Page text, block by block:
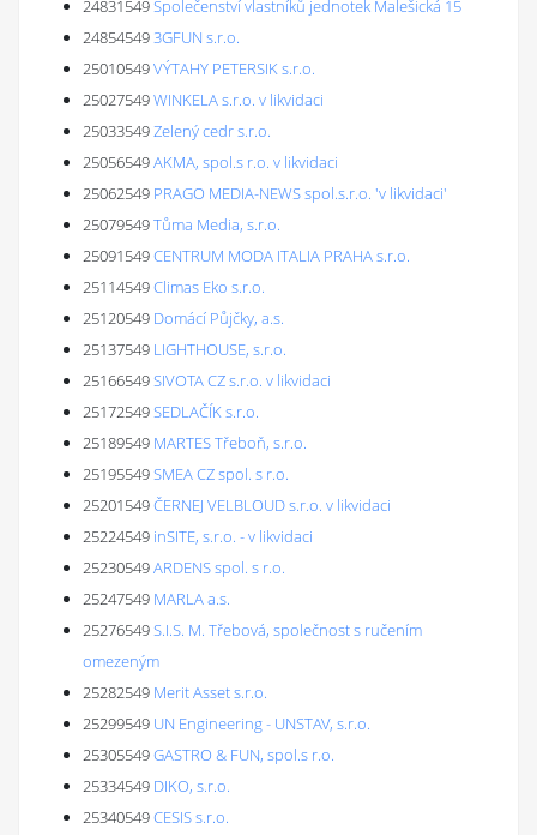
24831549Společenství vlastníků jednotek Malešická 15
248545493GFUN s.r.o.
25010549VÝTAHY PETERSIK s.r.o.
25027549WINKELA s.r.o. v likvidaci
25033549Zelený cedr s.r.o.
25056549AKMA, spol.s r.o. v likvidaci
25062549 PRAGO MEDIA-NEWS spol.s.r.o. 'v likvidaci'
25079549Tůma Media, s.r.o.
25091549CENTRUM MODA ITALIA PRAHA s.r.o.
25114549Climas Eko s.r.o.
25120549 Domácí Půjčky, a.s.
25137549 LIGHTHOUSE, s.r.o.
25166549SIVOTA CZ s.r.o. v likvidaci
25172549SEDLAČÍK s.r.o.
25189549 MARTES Třeboň, s.r.o.
25195549SMEA CZ spol. s r.o.
25201549ČERNEJ VELBLOUD s.r.o. v likvidaci
25224549 inSITE, s.r.o. - v likvidaci
25230549ARDENS spol. s r.o.
25247549 MARLA a.s.
25276549S.I.S. M. Třebová, společnost s ručením
omezeným
25282549 Merit Asset s.r.o.
25299549 UN Engineering - UNSTAV, s.r.o.
25305549GASTRO & FUN, spol.s r.o.
25334549 DIKO, s.r.o.
25340549CESIS s.r.o.